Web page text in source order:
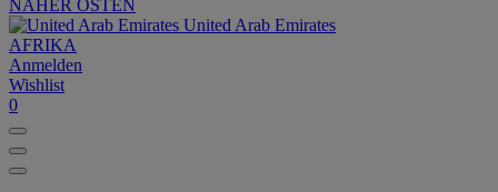
NAHER OSTEN
United Arab Emirates
AFRIKA
Anmelden
Wishlist
0